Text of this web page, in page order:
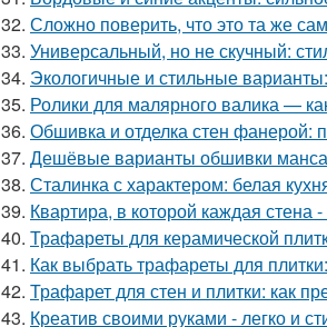
32. Сложно поверить, что это та же
33. Универсальный, но не скучный:
34. Экологичные и стильные
35. Ролики для малярного валика —
36. Обшивка и отделка стен фанерой:
37. Дешёвые варианты обшивки
38. Сталинка с характером: белая
39. Квартира, в которой каждая стена
40. Трафареты для керамической
41. Как выбрать трафареты для
42. Трафарет для стен и плитки: как
43. Креатив своими руками - легко и